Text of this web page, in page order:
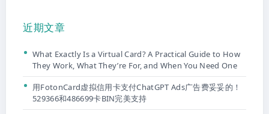
近期文章
What Exactly Is a Virtual Card? A Practical Guide to How
They Work, What They’re For, and When You Need One
用FotonCard虚拟信用卡支付ChatGPT Ads广告费妥妥的！
529366和486699卡BIN完美支持